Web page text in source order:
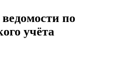
по
учёта